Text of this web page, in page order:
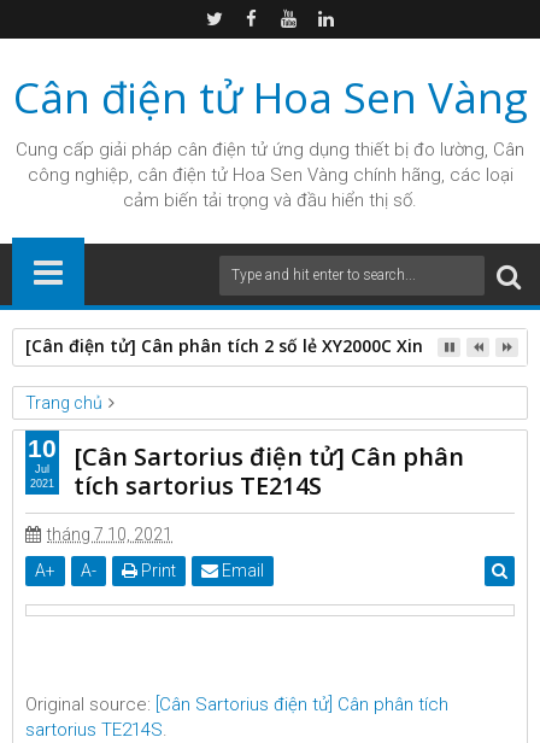
Cân điện tử Hoa Sen Vàng
Cung cấp giải pháp cân điện tử ứng dụng thiết bị đo lường, Cân
công nghiệp, cân điện tử Hoa Sen Vàng chính hãng, các loại
cảm biến tải trọng và đầu hiển thị số.
[Cân điện tử] Cân phân tích 2 số lẻ XY2000C Xingyun Trung
Trang chủ
Unlabelled
[Cân Sartorius điện tử] Cân phân tích sartorius TE214S
[Cân Sartorius điện tử] Cân phân
tích sartorius TE214S
tháng 7 10, 2021
A+ A- Print Email
Original source: [Cân Sartorius điện tử] Cân phân tích
sartorius TE214S.
10
Jul
2021